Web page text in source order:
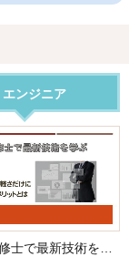
エンジニア
オンライン修士で最新技術を学ぶ